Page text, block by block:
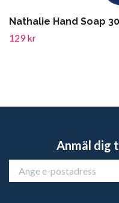
Nathalie Hand Soap
129 kr
Anmäl dig